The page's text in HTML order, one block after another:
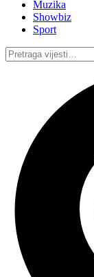
Muzika
Showbiz
Sport